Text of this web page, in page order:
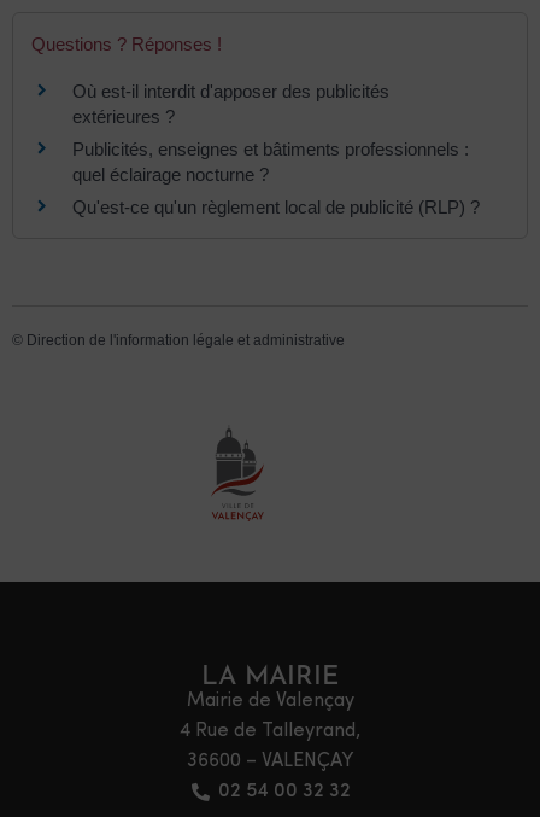
Questions ? Réponses !
Où est-il interdit d'apposer des publicités
extérieures ?
Publicités, enseignes et bâtiments professionnels :
quel éclairage nocturne ?
Qu'est-ce qu'un règlement local de publicité (RLP) ?
© Direction de l'information légale et administrative
LA MAIRIE
Mairie de Valençay
4 Rue de Talleyrand,
36600 – VALENÇAY
02 54 00 32 32